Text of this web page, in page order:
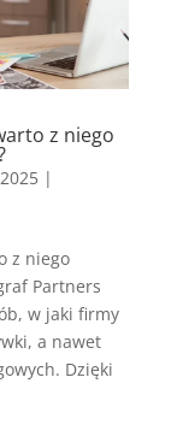
z niego
|
z niego
Partners
w jaki firmy
a nawet
Dzięki